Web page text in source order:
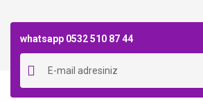
whatsapp 0532 510 87 44